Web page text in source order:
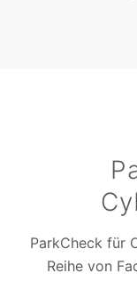
ParkCheck für
Reihe von